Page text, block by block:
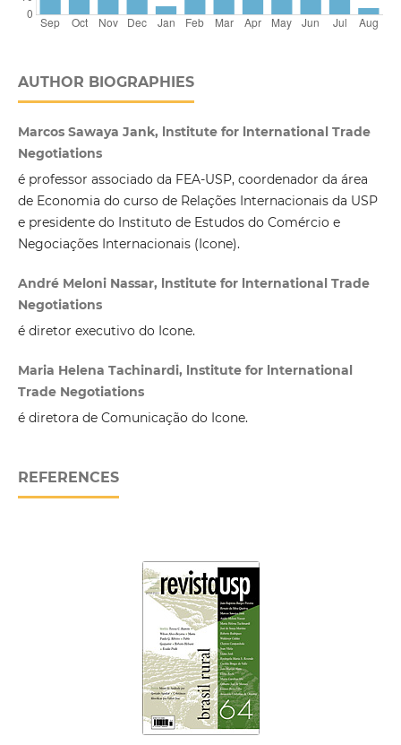
AUTHOR BIOGRAPHIES
Marcos Sawaya Jank, lnstitute for lnternational Trade
Negotiations
é professor associado da FEA-USP, coordenador da área
de Economia do curso de Relações Internacionais da USP
e presidente do Instituto de Estudos do Comércio e
Negociações Internacionais (Icone).
André Meloni Nassar, lnstitute for lnternational Trade
Negotiations
é diretor executivo do Icone.
Maria Helena Tachinardi, lnstitute for lnternational
Trade Negotiations
é diretora de Comunicação do Icone.
REFERENCES